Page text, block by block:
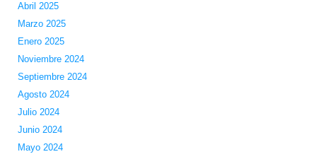
Abril 2025
Marzo 2025
Enero 2025
Noviembre 2024
Septiembre 2024
Agosto 2024
Julio 2024
Junio 2024
Mayo 2024